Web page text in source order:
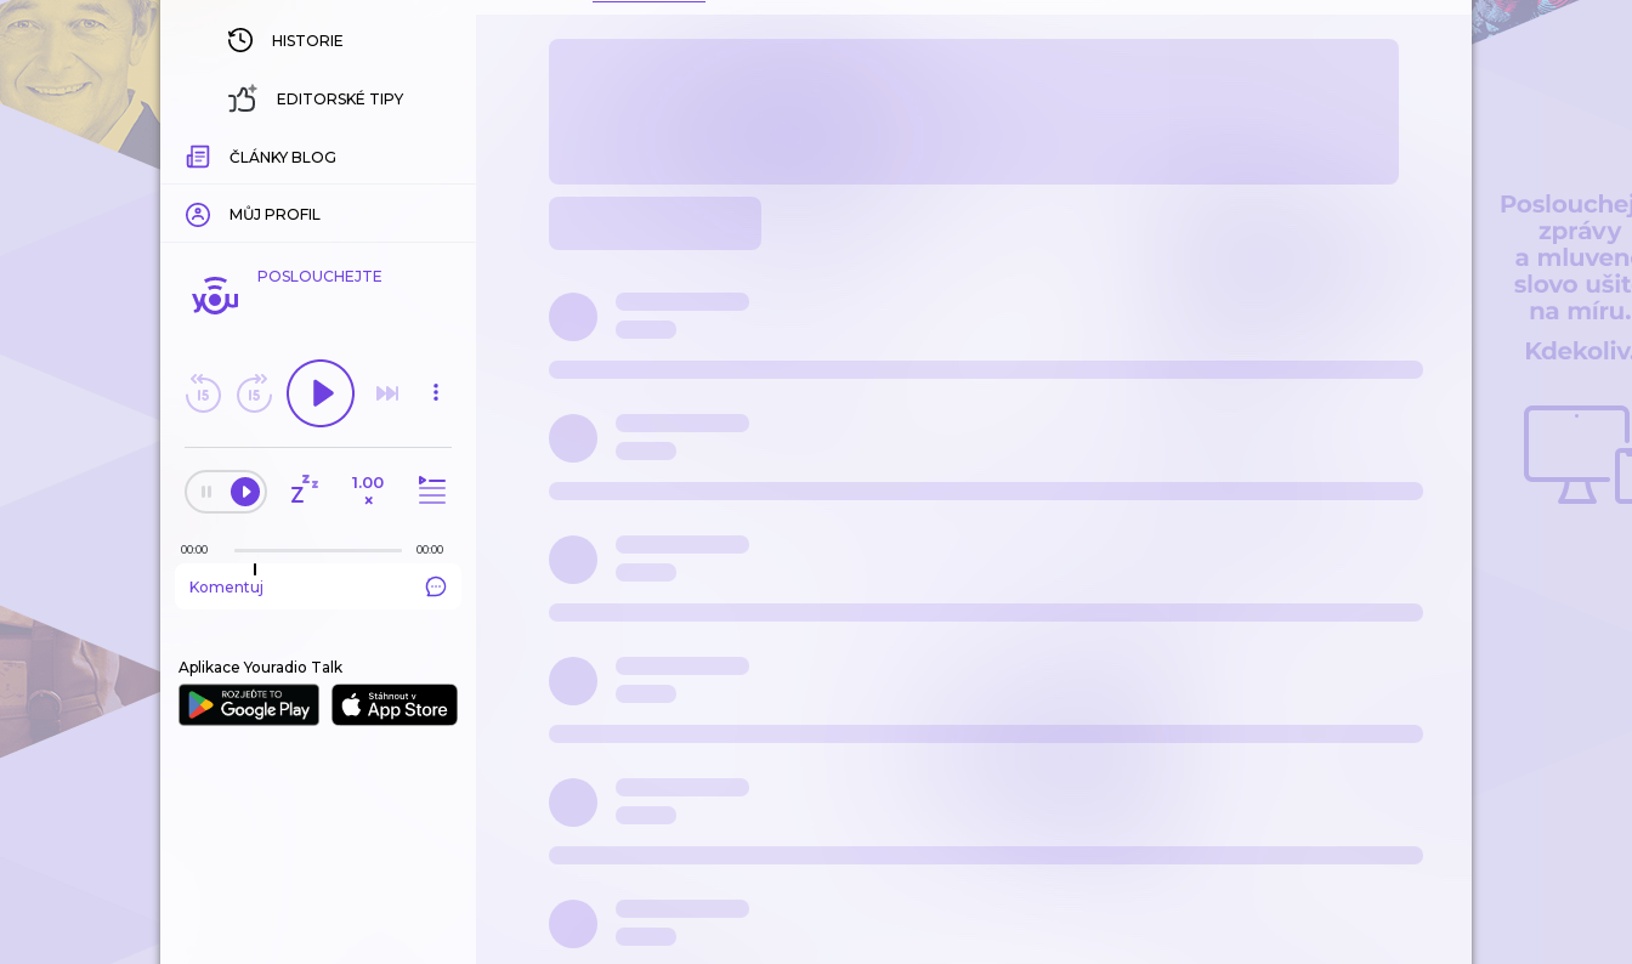
HISTORIE
EDITORSKÉ TIPY
ČLÁNKY BLOG
MŮJ PROFIL
POSLOUCHEJTE
1.00
×
00:00 00:00
Komentuj
Aplikace Youradio Talk